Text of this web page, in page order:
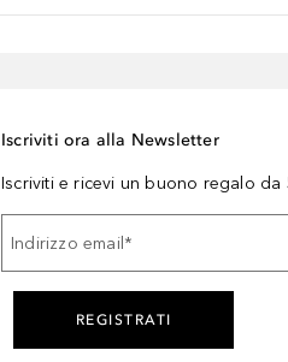
Iscriviti ora alla Newsletter
Iscriviti e ricevi un buono regalo da
Indirizzo email *
REGISTRATI